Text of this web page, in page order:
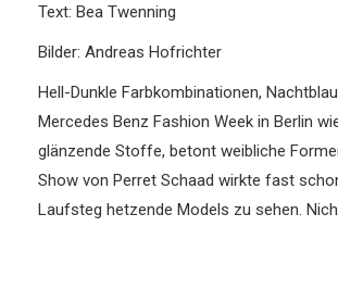
Text: Bea Twenning
Bilder: Andreas Hofrichter
Hell-Dunkle Farbkombinationen,
Mercedes Benz Fashion Week in Berlin
glänzende Stoffe, betont weibliche
Show von Perret Schaad wirkte fast
Laufsteg hetzende Models zu sehen.